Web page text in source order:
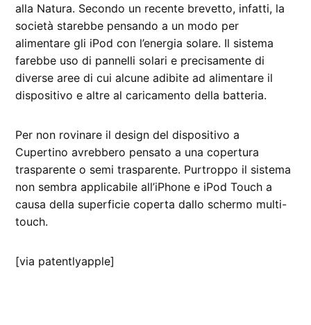
alla Natura. Secondo un recente brevetto, infatti, la
società starebbe pensando a un modo per
alimentare gli iPod con l’energia solare. Il sistema
farebbe uso di pannelli solari e precisamente di
diverse aree di cui alcune adibite ad alimentare il
dispositivo e altre al caricamento della batteria.
Per non rovinare il design del dispositivo a
Cupertino avrebbero pensato a una copertura
trasparente o semi trasparente. Purtroppo il sistema
non sembra applicabile all’iPhone e iPod Touch a
causa della superficie coperta dallo schermo multi-
touch.
[via patentlyapple]